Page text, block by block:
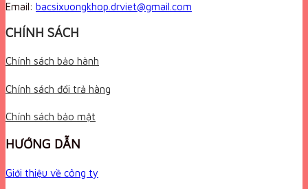
Email: bacsixuongkhop.drviet@gmail.com
CHÍNH SÁCH
Chính sách bảo hành
Chính sách đổi trả hàng
Chính sách bảo mật
HƯỚNG DẪN
Giới thiệu về công ty